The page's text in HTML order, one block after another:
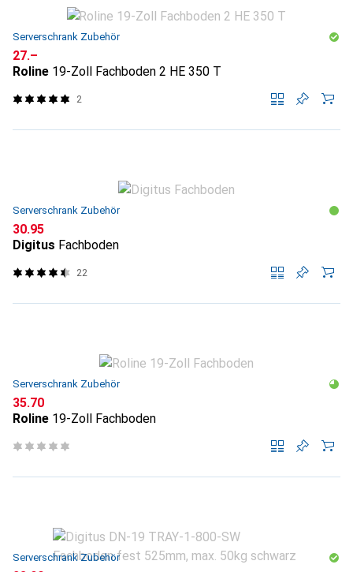
Serverschrank Zubehör
CHF
27.–
Roline 19-Zoll Fachboden 2 HE 350 T
2
Serverschrank Zubehör
CHF
30.95
Digitus Fachboden
22
Serverschrank Zubehör
CHF
35.70
Roline 19-Zoll Fachboden
Serverschrank Zubehör